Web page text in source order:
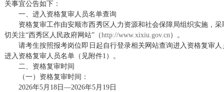
关事宜公告如下：
一、进入资格复审人员名单查询
资格复审工作由安顺市西秀区人力资源和社会保障局组织实施，
切关注“西秀区人民政府网站”（http://www.xixiu.gov.cn）。
请考生按照报考岗位即日起自行登录相关网站查询进入资格复审人
进入资格复审人员名单（见附件1）。
二、资格复审时间
（一）资格复审时间：
2026年5月18日—2026年5月19日